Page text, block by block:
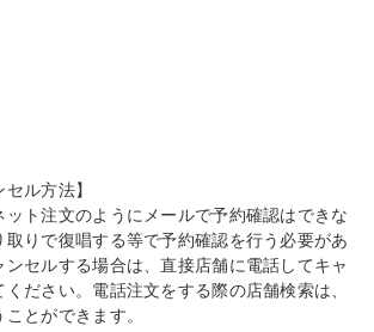
ル方法】
ット注文のようにメールで予約確認はできな
取りで復唱する等で予約確認を行う必要があ
ンセルする場合は、直接店舗に電話してキャ
ださい。電話注文をする際の店舗検索は、
とができます。